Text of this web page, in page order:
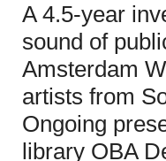
A 4.5-year
sound of
Amsterdam
artists from
Ongoing
library OBA